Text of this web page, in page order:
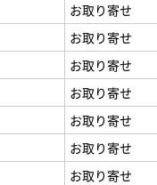
お取り寄せ
お取り寄せ
お取り寄せ
お取り寄せ
お取り寄せ
お取り寄せ
お取り寄せ